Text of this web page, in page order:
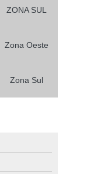
ZONA SUL
Zona Oeste
Zona Sul